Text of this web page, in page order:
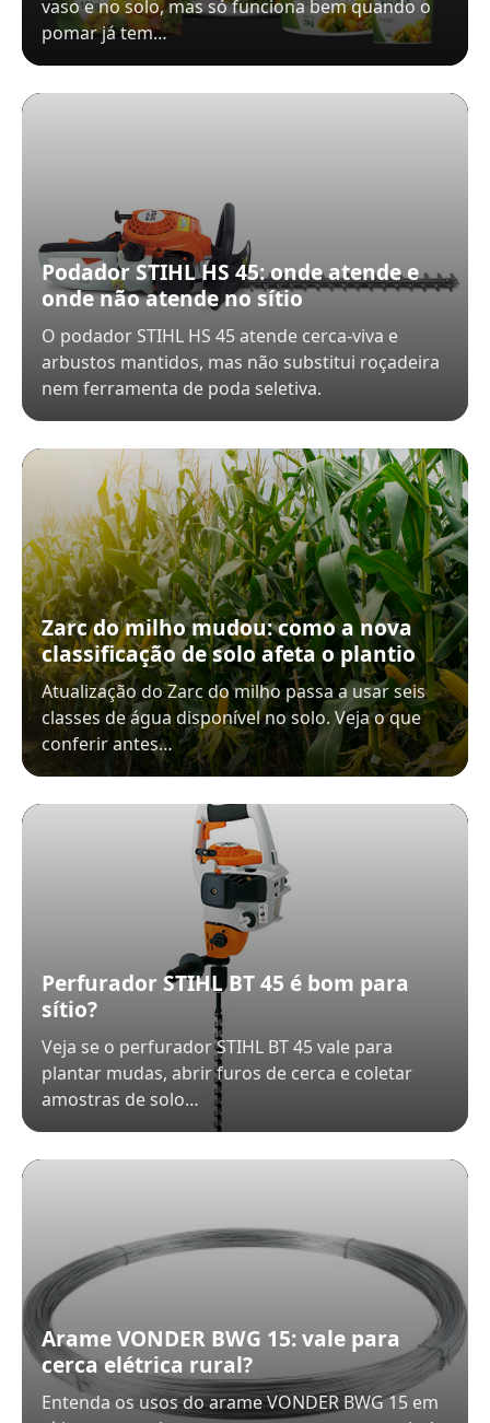
vaso e no solo, mas só funciona bem quando o
pomar já tem…
Podador STIHL HS 45: onde atende e
onde não atende no sítio
O podador STIHL HS 45 atende cerca-viva e
arbustos mantidos, mas não substitui roçadeira
nem ferramenta de poda seletiva.
Zarc do milho mudou: como a nova
classificação de solo afeta o plantio
Atualização do Zarc do milho passa a usar seis
classes de água disponível no solo. Veja o que
conferir antes…
Perfurador STIHL BT 45 é bom para
sítio?
Veja se o perfurador STIHL BT 45 vale para
plantar mudas, abrir furos de cerca e coletar
amostras de solo…
Arame VONDER BWG 15: vale para
cerca elétrica rural?
Entenda os usos do arame VONDER BWG 15 em